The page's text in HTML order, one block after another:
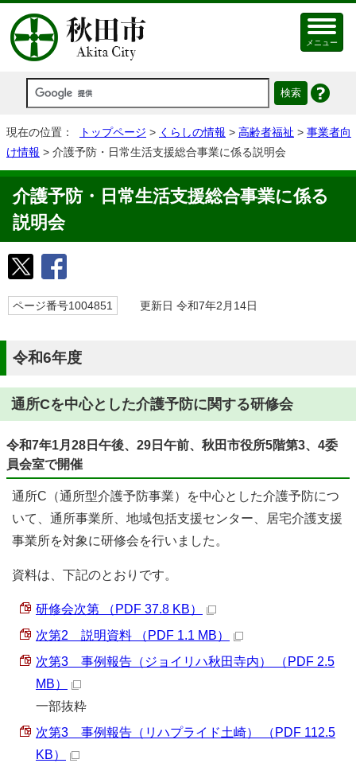
メニュー
現在の位置： トップページ > くらしの情報 > 高齢者福祉 > 事業者向
け情報 > 介護予防・日常生活支援総合事業に係る説明会
介護予防・日常生活支援総合事業に係る
説明会
ページ番号1004851 更新日 令和7年2月14日
令和6年度
通所Cを中心とした介護予防に関する研修会
令和7年1月28日午後、29日午前、秋田市役所5階第3、4委
員会室で開催
通所C（通所型介護予防事業）を中心とした介護予防につ
いて、通所事業所、地域包括支援センター、居宅介護支援
事業所を対象に研修会を行いました。
資料は、下記のとおりです。
研修会次第 （PDF 37.8 KB）
次第2 説明資料 （PDF 1.1 MB）
次第3 事例報告（ジョイリハ秋田寺内） （PDF 2.5
MB）
一部抜粋
次第3 事例報告（リハプライド土崎） （PDF 112.5
KB）